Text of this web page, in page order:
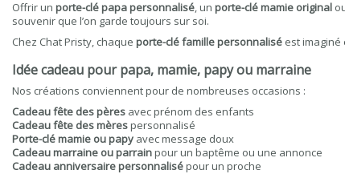
Offrir un porte-clé papa personnalisé, un porte-clé mamie original
souvenir que l’on garde toujours sur soi.
Chez Chat Pristy, chaque porte-clé famille personnalisé est imaginé
Idée cadeau pour papa, mamie, papy ou marraine
Nos créations conviennent pour de nombreuses occasions :
Cadeau fête des pères avec prénom des enfants
Cadeau fête des mèrespersonnalisé
Porte-clé mamie ou papy avec message doux
Cadeau marraine ou parrainpour un baptême ou une annonce
Cadeau anniversaire personnalisépour un proche